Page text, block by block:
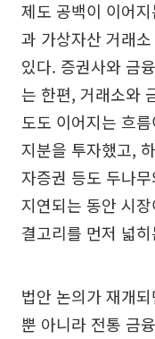
제도 공백이 이어
과 가상자산 거래
있다. 증권사와 금
는 한편, 거래소와
도도 이어지는 흐
지분을 투자했고,
자증권 등도 두나
지연되는 동안 시
결고리를 먼저 넓
법안 논의가 재개
뿐 아니라 전통 금